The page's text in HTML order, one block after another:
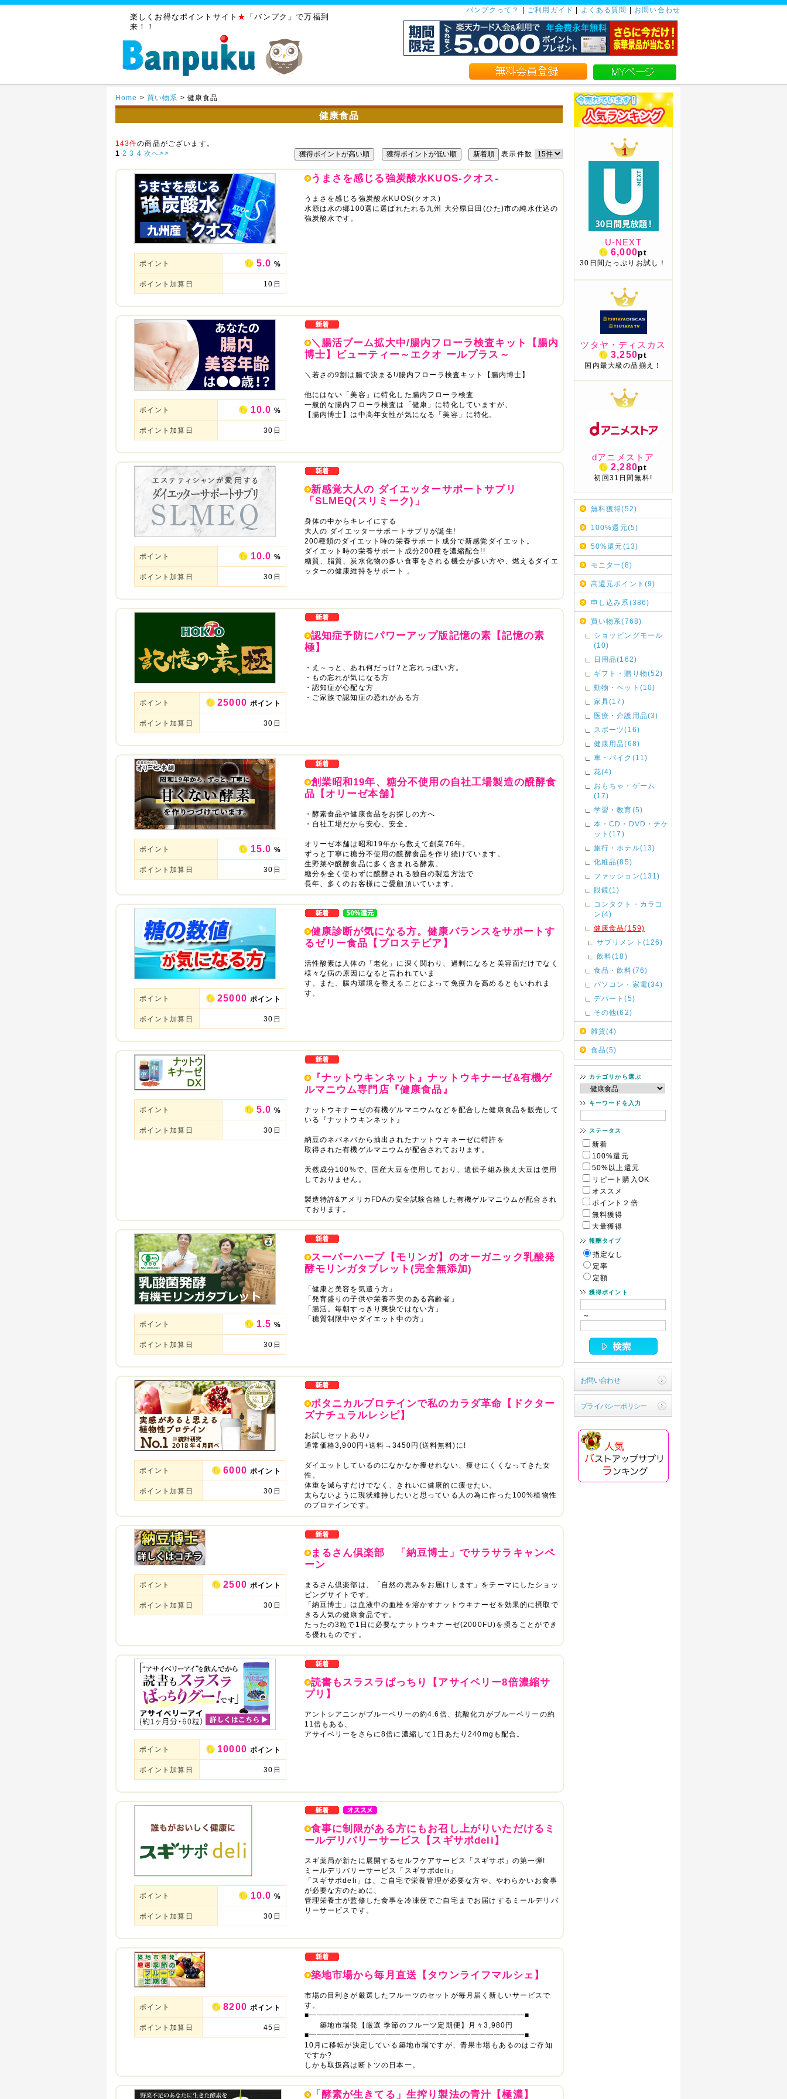
楽しくお得なポイントサイト ★ 「バンプク」で万福到
来！！
パンプクって？ | ご利用ガイド | よくある質問 | お問い合わせ
Home > 買い物系 > 健康食品
健康食品
143件の商品がございます。
獲得ポイントが高い順
獲得ポイントが低い順 新着順 表示件数
1 2 3 4 次へ>>
ポイント 5.0 %
ポイント加算日 10日
うまさを感じる強炭酸水KUOS-クオス-
うまさを感じる強炭酸水KUOS(クオス)
水源は水の郷100選に選ばれたれる九州 大分県日田(ひた)市の純水仕込の
強炭酸水です。
ポイント 10.0 %
ポイント加算日 30日
＼腸活ブーム拡大中/腸内フローラ検査キット【腸内
博士】ビューティー～エクオ ールプラス～
＼若さの9割は腸で決まる!/腸内フローラ検査キット【腸内博士】
他にはない「美容」に特化した腸内フローラ検査
一般的な腸内フローラ検査は「健康」に特化していますが、
【腸内博士】は中高年女性が気になる「美容」に特化。
ポイント 10.0 %
ポイント加算日 30日
新感覚大人の ダイエッターサポートサプリ
「SLMEQ(スリミーク)」
身体の中からキレイにする
大人の ダイエッターサポートサプリが誕生!
200種類のダイエット時の栄養サポート成分で新感覚ダイエット。
ダイエット時の栄養サポート成分200種を濃縮配合!!
糖質、脂質、炭水化物の多い食事をされる機会が多い方や、燃えるダイエ
ッターの健康維持をサポート 。
ポイント 25000 ポイント
ポイント加算日 30日
認知症予防にパワーアップ版記憶の素【記憶の素
極】
・え～っと、あれ何だっけ?と忘れっぽい方。
・もの忘れが気になる方
・認知症が心配な方
・ご家族で認知症の恐れがある方
ポイント 15.0 %
ポイント加算日 30日
創業昭和19年、糖分不使用の自社工場製造の醗酵食
品【オリーゼ本舗】
・酵素食品や健康食品をお探しの方へ
・自社工場だから安心、安全。
オリーゼ本舗は昭和19年から数えて創業76年。
ずっと丁寧に糖分不使用の醗酵食品を作り続けています。
生野菜や醗酵食品に多く含まれる酵素。
糖分を全く使わずに醗酵される独自の製造方法で
長年、多くのお客様にご愛顧頂いています。
ポイント 25000 ポイント
ポイント加算日 30日
健康診断が気になる方。健康バランスをサポートす
るゼリー食品【プロステビア】
活性酸素は人体の「老化」に深く関わり、過剰になると美容面だけでなく
様々な病の原因になると言われていま
す。また、腸内環境を整えることによって免疫力を高めるともいわれま
す。
ポイント 5.0 %
ポイント加算日 30日
『ナットウキンネット』ナットウキナーゼ&有機ゲ
ルマニウム専門店『健康食品』
ナットウキナーゼの有機ゲルマニウムなどを配合した健康食品を販売して
いる『ナットウキンネット』
納豆のネバネバから抽出されたナットウキネーゼに特許を
取得された有機ゲルマニウムが配合されております。
天然成分100%で、国産大豆を使用しており、遺伝子組み換え大豆は使用
しておりません。
製造特許&アメリカFDAの安全試験合格した有機ゲルマニウムが配合され
ております。
ポイント 1.5 %
ポイント加算日 30日
スーパーハーブ【モリンガ】のオーガニック乳酸発
酵モリンガタブレット(完全無添加)
「健康と美容を気遣う方」
「発育盛りの子供や栄養不安のある高齢者」
「腸活。毎朝すっきり爽快ではない方」
「糖質制限中やダイエット中の方」
ポイント 6000 ポイント
ポイント加算日 30日
ボタニカルプロテインで私のカラダ革命【ドクター
ズナチュラルレシピ】
お試しセットあり♪
通常価格3,900円+送料→3450円(送料無料)に!
ダイエットしているのになかなか痩せれない、痩せにくくなってきた女
性。
体重を減らすだけでなく、きれいに健康的に痩せたい。
太らないように現状維持したいと思っている人の為に作った100%植物性
のプロテインです。
ポイント 2500 ポイント
ポイント加算日 30日
まるさん倶楽部 「納豆博士」でサラサラキャンペ
ーン
まるさん倶楽部は、「自然の恵みをお届けします」をテーマにしたショッ
ピングサイトです。
「納豆博士」は血液中の血栓を溶かすナットウキナーゼを効果的に摂取で
きる人気の健康食品です。
たったの3粒で1日に必要なナットウキナーゼ(2000FU)を摂ることができ
る優れものです。
ポイント 10000 ポイント
ポイント加算日 30日
読書もスラスラばっちり【アサイベリー8倍濃縮サ
プリ】
アントシアニンがブルーベリーの約4.6倍、抗酸化力がブルーベリーの約
11倍もある、
アサイベリーをさらに8倍に濃縮して1日あたり240mgも配合。
ポイント 10.0 %
ポイント加算日 30日
食事に制限がある方にもお召し上がりいただけるミ
ールデリバリーサービス【スギサポdeli】
スギ薬局が新たに展開するセルフケアサービス「スギサポ」の第一弾!
ミールデリバリーサービス「スギサポdeli」
「スギサポdeli」は、ご自宅で栄養管理が必要な方や、やわらかいお食事
が必要な方のために、
管理栄養士が監修した食事を冷凍便でご自宅までお届けするミールデリバ
リーサービスです。
ポイント 8200 ポイント
ポイント加算日 45日
築地市場から毎月直送【タウンライフマルシェ】
市場の目利きが厳選したフルーツのセットが毎月届く新しいサービスで
す。
■━━━━━━━━━━━━━━━━━━━━━━━━━━━━■
築地市場発【厳選 季節のフルーツ定期便】月々3,980円
■━━━━━━━━━━━━━━━━━━━━━━━━━━━━■
10月に移転が決定している築地市場ですが、青果市場もあるのはご存知
ですか?
しかも取扱高は断トツの日本一。
「酵素が生きてる」生搾り製法の青汁【極濃】
U-NEXT
6,000pt
30日間たっぷりお試し！
ツタヤ・ディスカス
3,250pt
国内最大級の品揃え！
dアニメストア
2,280pt
初回31日間無料!
無料獲得(52)
100%還元(5)
50%還元(13)
モニター(8)
高還元ポイント(9)
申し込み系(386)
買い物系(768)
ショッピングモール
(10)
日用品(162)
ギフト・贈り物(52)
動物・ペット(10)
家具(17)
医療・介護用品(3)
スポーツ(16)
健康用品(68)
車・バイク(11)
花(4)
おもちゃ・ゲーム
(17)
学習・教育(5)
本・CD・DVD・チケ
ット(17)
旅行・ホテル(13)
化粧品(85)
ファッション(131)
眼鏡(1)
コンタクト・カラコ
ン(4)
健康食品(159)
サプリメント(126)
飲料(18)
食品・飲料(76)
パソコン・家電(34)
デパート(5)
その他(62)
雑貨(4)
食品(5)
カテゴリから選ぶ
キーワードを入力
ステータス
新着
100%還元
50%以上還元
リピート購入OK
オススメ
ポイント２倍
無料獲得
大量獲得
報酬タイプ
指定なし
定率
定額
獲得ポイント
～
お問い合わせ
プライバシーポリシー